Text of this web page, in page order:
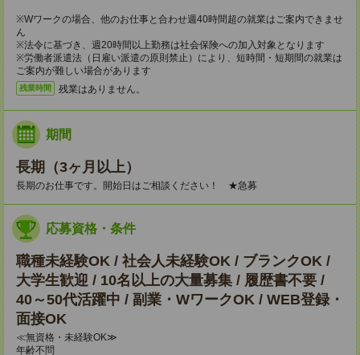
※Wワークの場合、他のお仕事と合わせ週40時間超の就業はご案内できませ
ん
※法令に基づき、週20時間以上勤務は社会保険への加入対象となります
※労働者派遣法（日雇い派遣の原則禁止）により、短時間・短期間の就業は
ご案内が難しい場合があります
残業時間 残業はありません。
期間
長期（3ヶ月以上）
長期のお仕事です。開始日はご相談ください！ ★急募
応募資格・条件
職種未経験OK / 社会人未経験OK / ブランクOK /
大学生歓迎 / 10名以上の大量募集 / 履歴書不要 /
40～50代活躍中 / 副業・WワークOK / WEB登録・
面接OK
≪無資格・未経験OK≫
年齢不問